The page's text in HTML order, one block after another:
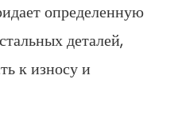
определенную
деталей,
к износу и